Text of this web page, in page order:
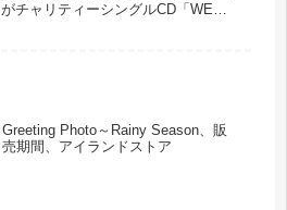
がチャリティーシングルCD「WE
Greeting Photo～Rainy Season、販
売期間、アイランドストア